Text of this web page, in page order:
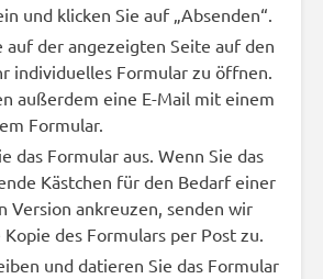
und klicken Sie auf „Absenden“.
auf der angezeigten Seite auf den
individuelles Formular zu öffnen.
außerdem eine E-Mail mit einem
Formular.
das Formular aus. Wenn Sie das
Kästchen für den Bedarf einer
Version ankreuzen, senden wir
Kopie des Formulars per Post zu.
und datieren Sie das Formular